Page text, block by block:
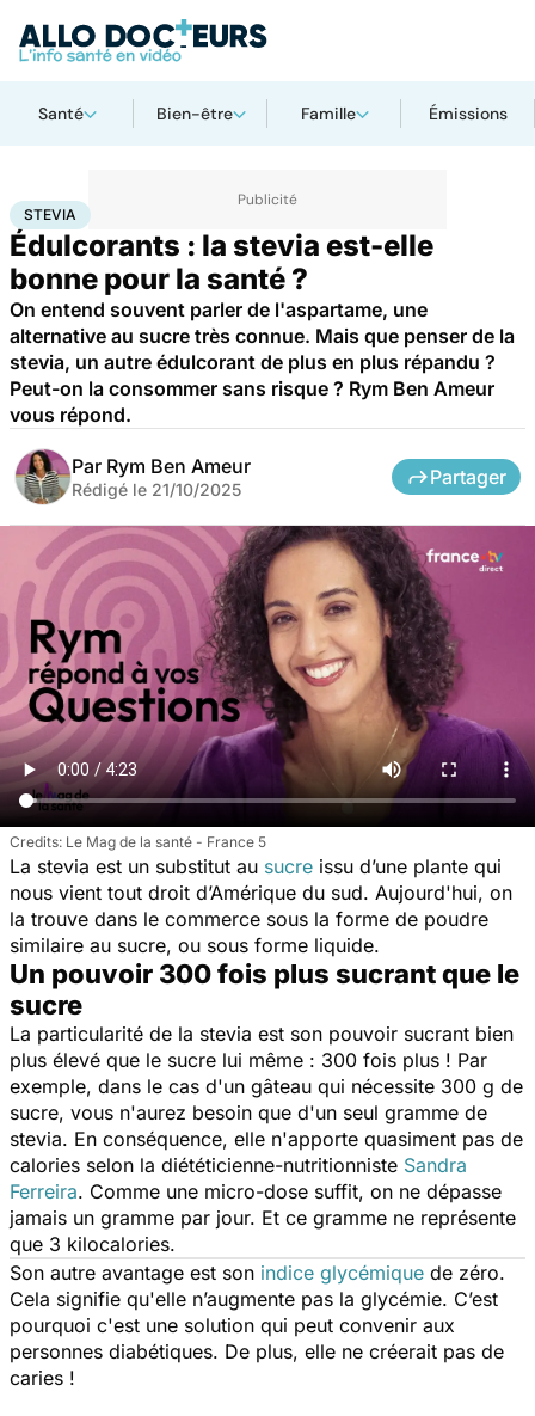
Santé Bien-être Famille Émissions
AccueilBien-être
STEVIA
Édulcorants : la stevia est-elle
bonne pour la santé ?
On entend souvent parler de l'aspartame, une
alternative au sucre très connue. Mais que penser de la
stevia, un autre édulcorant de plus en plus répandu ?
Peut-on la consommer sans risque ? Rym Ben Ameur
vous répond.
Par Rym Ben Ameur
Rédigé le 21/10/2025
Partager
Le Mag de la santé - France 5
La stevia est un substitut au sucre issu d’une plante qui
nous vient tout droit d’Amérique du sud. Aujourd'hui, on
la trouve dans le commerce sous la forme de poudre
similaire au sucre, ou sous forme liquide.
Un pouvoir 300 fois plus sucrant que le
sucre
La particularité de la stevia est son pouvoir sucrant bien
plus élevé que le sucre lui même : 300 fois plus ! Par
exemple, dans le cas d'un gâteau qui nécessite 300 g de
sucre, vous n'aurez besoin que d'un seul gramme de
stevia. En conséquence, elle n'apporte quasiment pas de
calories selon la diététicienne-nutritionniste Sandra
Ferreira. Comme une micro-dose suffit, on ne dépasse
jamais un gramme par jour. Et ce gramme ne représente
que 3 kilocalories.
Son autre avantage est son indice glycémique de zéro.
Cela signifie qu'elle n’augmente pas la glycémie. C’est
pourquoi c'est une solution qui peut convenir aux
personnes diabétiques. De plus, elle ne créerait pas de
caries !